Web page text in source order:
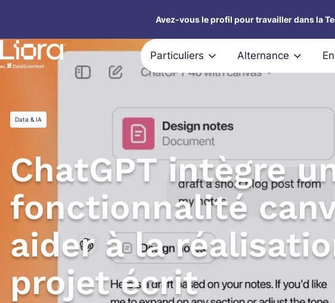
contenu
Avez-vous le profil pour travailler dans la
Particuliers Alternance
Data & IA
ChatGPT intègre
fonctionnalité
aider à la
projet écrit